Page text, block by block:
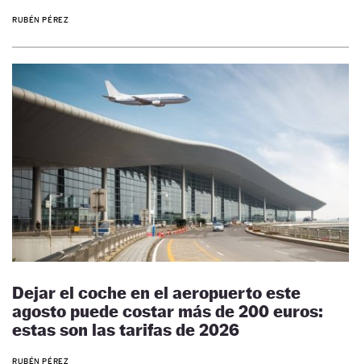
RUBÉN PÉREZ
Dejar el coche en el aeropuerto este
agosto puede costar más de 200 euros:
estas son las tarifas de 2026
RUBÉN PÉREZ